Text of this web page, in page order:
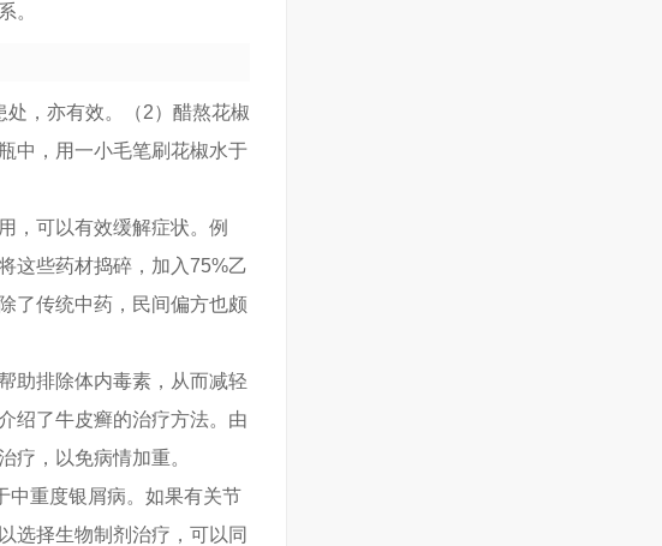
。
，亦有效。（2）醋熬花椒
中，用一小毛笔刷花椒水于
，可以有效缓解症状。例
这些药材捣碎，加入75%乙
了传统中药，民间偏方也颇
助排除体内毒素，从而减轻
绍了牛皮癣的治疗方法。由
疗，以免病情加重。
中重度银屑病。如果有关节
选择生物制剂治疗，可以同